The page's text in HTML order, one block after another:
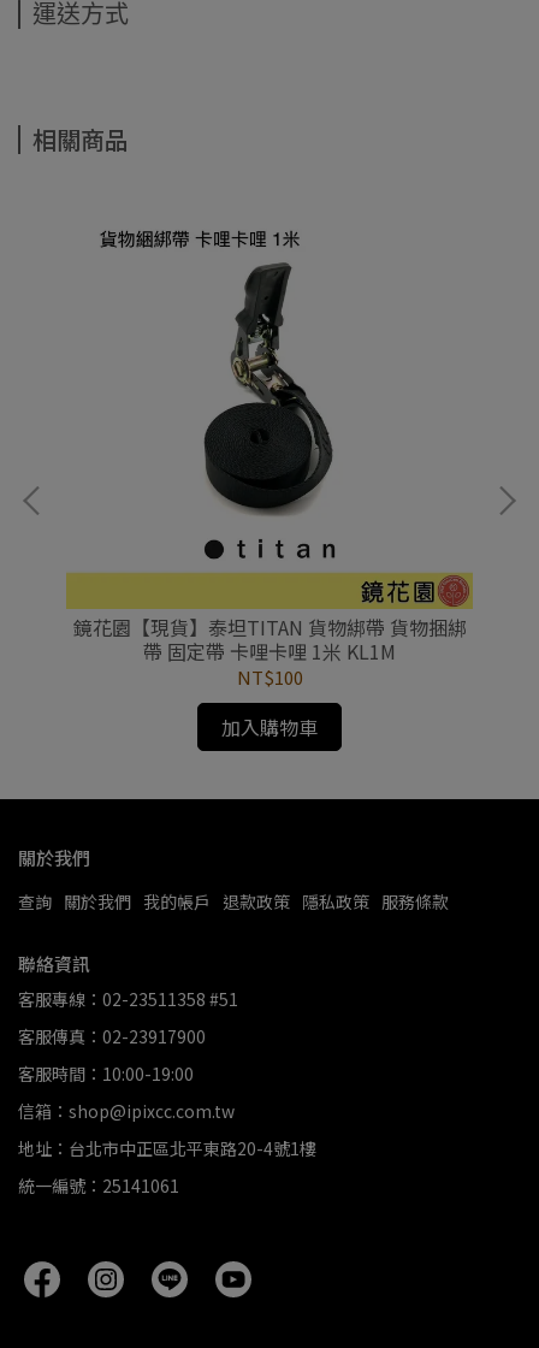
運送方式
相關商品
鏡花園【現貨】泰坦TITAN 貨物綁帶 貨物捆綁
帶 固定帶 卡哩卡哩 1米 KL1M
NT$100
加入購物車
關於我們
查詢 關於我們 我的帳戶 退款政策 隱私政策 服務條款
聯絡資訊
客服專線：02-23511358 #51
客服傳真：02-23917900
客服時間：10:00-19:00
信箱：shop@ipixcc.com.tw
地址：台北市中正區北平東路20-4號1樓
統一編號：25141061